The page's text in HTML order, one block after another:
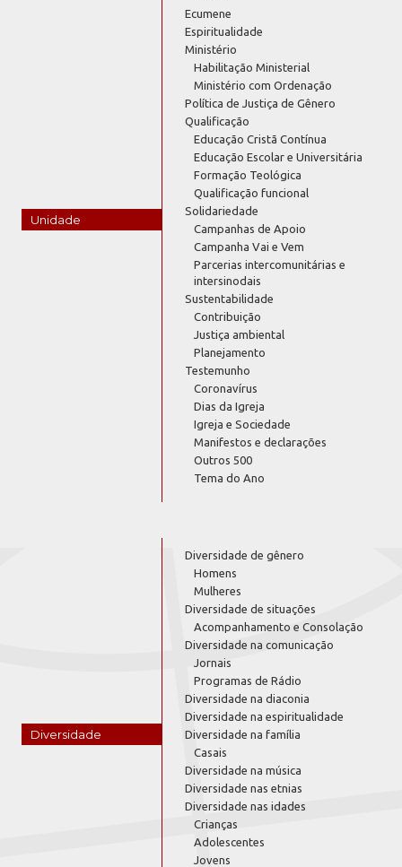
Unidade
Ecumene
Espiritualidade
Ministério
Habilitação Ministerial
Ministério com Ordenação
Política de Justiça de Gênero
Qualificação
Educação Cristã Contínua
Educação Escolar e Universitária
Formação Teológica
Qualificação funcional
Solidariedade
Campanhas de Apoio
Campanha Vai e Vem
Parcerias intercomunitárias e
intersinodais
Sustentabilidade
Contribuição
Justiça ambiental
Planejamento
Testemunho
Coronavírus
Dias da Igreja
Igreja e Sociedade
Manifestos e declarações
Outros 500
Tema do Ano
Diversidade
Diversidade de gênero
Homens
Mulheres
Diversidade de situações
Acompanhamento e Consolação
Diversidade na comunicação
Jornais
Programas de Rádio
Diversidade na diaconia
Diversidade na espiritualidade
Diversidade na família
Casais
Diversidade na música
Diversidade nas etnias
Diversidade nas idades
Crianças
Adolescentes
Jovens